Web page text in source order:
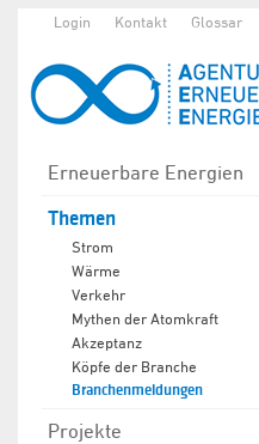
Login Kontakt Glossar
Erneuerbare Energien
Themen
Strom
Wärme
Verkehr
Mythen der Atomkraft
Akzeptanz
Köpfe der Branche
Branchenmeldungen
Projekte